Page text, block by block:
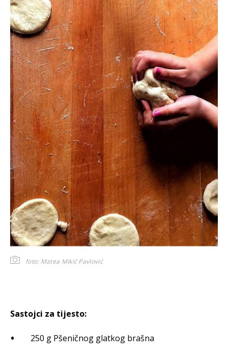
foto: Matea Mikić Pavlović
Sastojci za tijesto:
250 g Pšeničnog glatkog brašna